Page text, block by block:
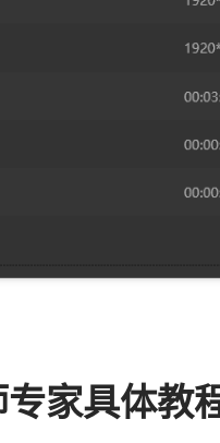
家具体教